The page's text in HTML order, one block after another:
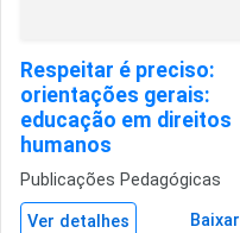
Respeitar é preciso:
orientações gerais:
educação em direitos
humanos
Publicações Pedagógicas
Ver detalhes Baixar